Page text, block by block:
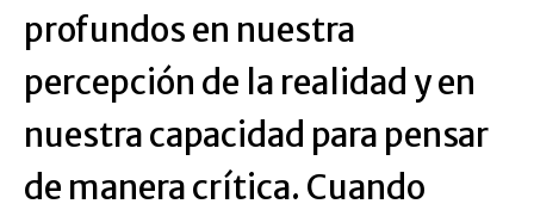
profundos en nuestra
percepción de la realidad y en
nuestra capacidad para pensar
de manera crítica. Cuando